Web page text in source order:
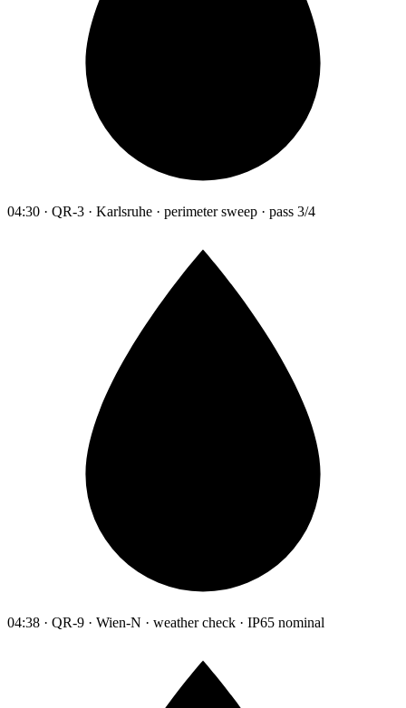
04:30 · QR-3 · Karlsruhe · perimeter sweep · pass 3/4
04:38 · QR-9 · Wien-N · weather check · IP65 nominal